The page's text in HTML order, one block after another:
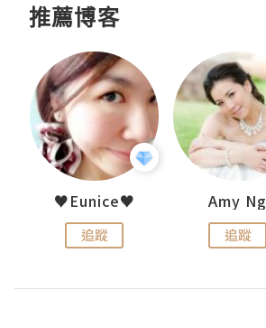
推薦博客
♥Eunice♥
追蹤
Amy Ng
追蹤